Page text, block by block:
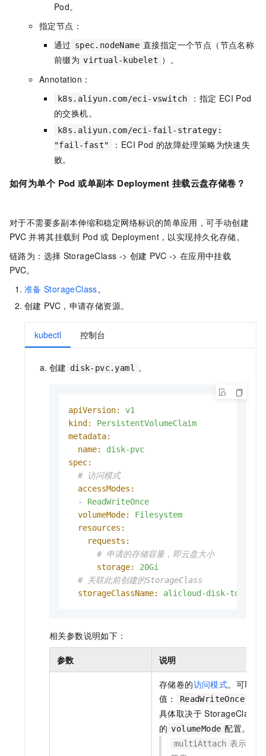
Pod。
指定节点：
通过 spec.nodeName 直接指定一个节点（节点名称
前缀为 virtual-kubelet ）。
Annotation：
k8s.aliyun.com/eci-vswitch ：指定 ECI Pod
的交换机。
k8s.aliyun.com/eci-fail-strategy:
"fail-fast"
：ECI Pod 的故障处理策略为快速失
败。
如何为单个 Pod 或单副本 Deployment 挂载云盘存储卷？
对于不需要多副本伸缩和稳定网络标识的简单应用，可手动创建
PVC 并将其挂载到 Pod 或 Deployment，以实现持久化存储。
链路为：选择 StorageClass -> 创建 PVC -> 在应用中挂载
PVC。
准备 StorageClass。
创建 PVC，申请存储资源。
kubectl 控制台
创建 disk-pvc.yaml 。
apiVersion:
v1
kind:
PersistentVolumeClaim
metadata:
name:
disk-pvc
spec:
# 访问模式
accessModes:
-
ReadWriteOnce
volumeMode:
Filesystem
resources:
requests:
# 申请的存储容量，即云盘大小
storage:
20Gi
# 关联此前创建的StorageClass
storageClassName:
alicloud-disk-
相关参数说明如下：
参数 说明
存储卷的访问模式。可取
值：
ReadWriteOnce
具体取决于 StorageClass
的 volumeMode 配置。
multiAttach 表示是否